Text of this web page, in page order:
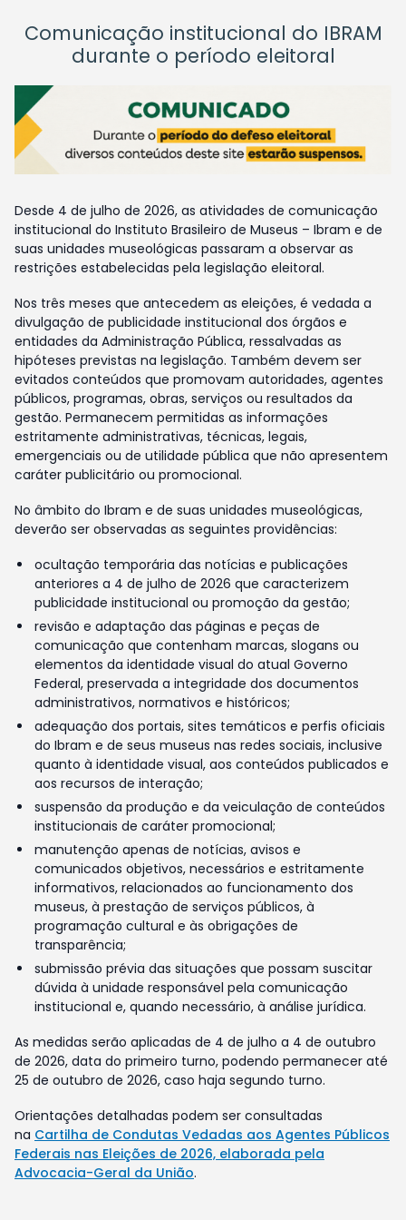
Comunicação institucional do IBRAM
durante o período eleitoral
Desde 4 de julho de 2026, as atividades de comunicação
institucional do Instituto Brasileiro de Museus – Ibram e de
suas unidades museológicas passaram a observar as
restrições estabelecidas pela legislação eleitoral.
Nos três meses que antecedem as eleições, é vedada a
divulgação de publicidade institucional dos órgãos e
entidades da Administração Pública, ressalvadas as
hipóteses previstas na legislação. Também devem ser
evitados conteúdos que promovam autoridades, agentes
públicos, programas, obras, serviços ou resultados da
gestão. Permanecem permitidas as informações
estritamente administrativas, técnicas, legais,
emergenciais ou de utilidade pública que não apresentem
caráter publicitário ou promocional.
No âmbito do Ibram e de suas unidades museológicas,
deverão ser observadas as seguintes providências:
ocultação temporária das notícias e publicações
anteriores a 4 de julho de 2026 que caracterizem
publicidade institucional ou promoção da gestão;
revisão e adaptação das páginas e peças de
comunicação que contenham marcas, slogans ou
elementos da identidade visual do atual Governo
Federal, preservada a integridade dos documentos
administrativos, normativos e históricos;
adequação dos portais, sites temáticos e perfis oficiais
do Ibram e de seus museus nas redes sociais, inclusive
quanto à identidade visual, aos conteúdos publicados e
aos recursos de interação;
suspensão da produção e da veiculação de conteúdos
institucionais de caráter promocional;
manutenção apenas de notícias, avisos e
comunicados objetivos, necessários e estritamente
informativos, relacionados ao funcionamento dos
museus, à prestação de serviços públicos, à
programação cultural e às obrigações de
transparência;
submissão prévia das situações que possam suscitar
dúvida à unidade responsável pela comunicação
institucional e, quando necessário, à análise jurídica.
As medidas serão aplicadas de 4 de julho a 4 de outubro
de 2026, data do primeiro turno, podendo permanecer até
25 de outubro de 2026, caso haja segundo turno.
Orientações detalhadas podem ser consultadas
na Cartilha de Condutas Vedadas aos Agentes Públicos
Federais nas Eleições de 2026, elaborada pela
Advocacia-Geral da União.